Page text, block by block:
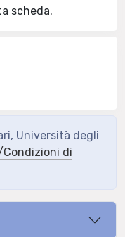
scheda.
Università degli
di